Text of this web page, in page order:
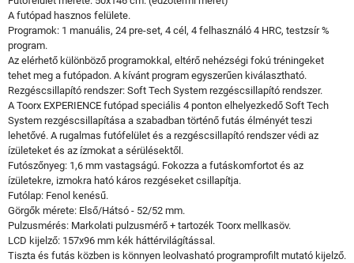
A futópad hasznos felülete.
Programok: 1 manuális, 24 pre-set, 4 cél, 4 felhasználó 4 HRC, testzsír %
program.
Az elérhető különböző programokkal, eltérő nehézségi fokú tréningeket
tehet meg a futópadon. A kívánt program egyszerűen kiválasztható.
Rezgéscsillapító rendszer: Soft Tech System rezgéscsillapító rendszer.
A Toorx EXPERIENCE futópad speciális 4 ponton elhelyezkedő Soft Tech
System rezgéscsillapítása a szabadban történő futás élményét teszi
lehetővé. A rugalmas futófelület és a rezgéscsillapító rendszer védi az
ízületeket és az ízmokat a sérülésektől.
Futószőnyeg: 1,6 mm vastagságú. Fokozza a futáskomfortot és az
ízületekre, izmokra ható káros rezgéseket csillapítja.
Futólap: Fenol kenésű.
Görgők mérete: Első/Hátsó - 52/52 mm.
Pulzusmérés: Markolati pulzusmérő + tartozék Toorx mellkasöv.
LCD kijelző: 157x96 mm kék háttérvilágítással.
Tiszta és futás közben is könnyen leolvasható programprofilt mutató kijelző.